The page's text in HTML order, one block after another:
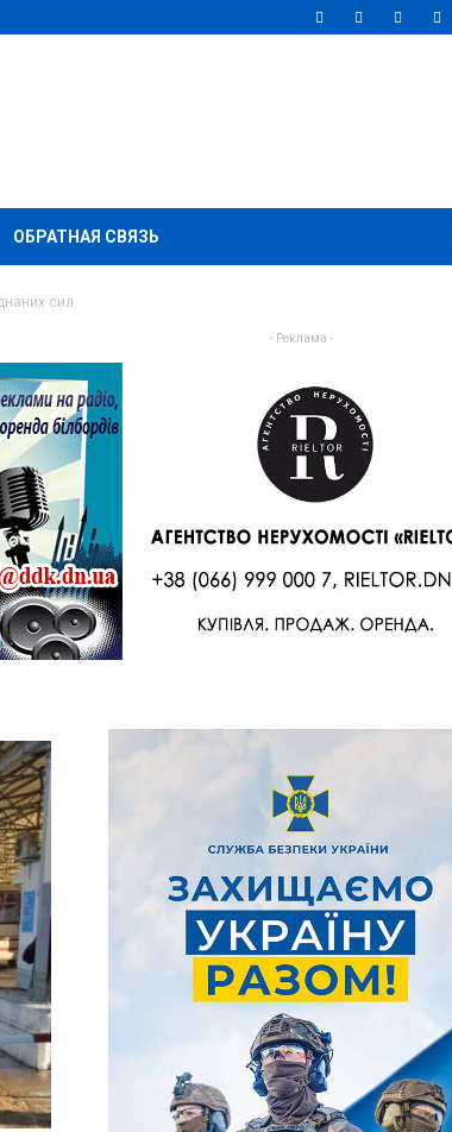
ОБРАТНАЯ СВЯЗЬ
сил
- Реклама -